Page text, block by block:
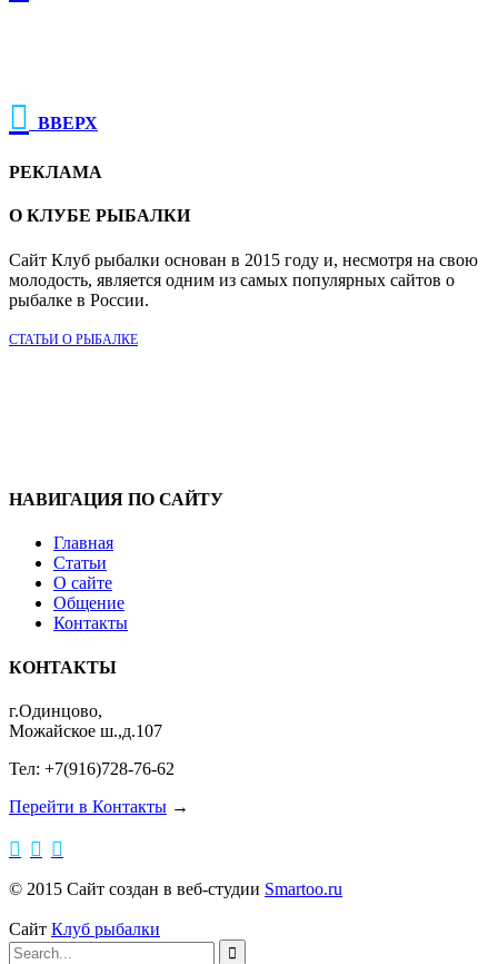
 ВВЕРХ
РЕКЛАМА
О КЛУБЕ РЫБАЛКИ
Сайт Клуб рыбалки основан в 2015 году и, несмотря на свою
молодость, является одним из самых популярных сайтов о
рыбалке в России.
СТАТЬИ О РЫБАЛКЕ
НАВИГАЦИЯ ПО САЙТУ
Главная
Статьи
О сайте
Общение
Контакты
КОНТАКТЫ
г.Одинцово,
Можайское ш.,д.107
Тел: +7(916)728-76-62
Перейти в Контакты →
  
© 2015 Сайт создан в веб-студии Smartoo.ru
Сайт Клуб рыбалки
